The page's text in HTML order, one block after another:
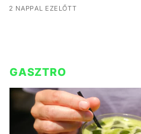
2 NAPPAL EZELŐTT
GASZTRO